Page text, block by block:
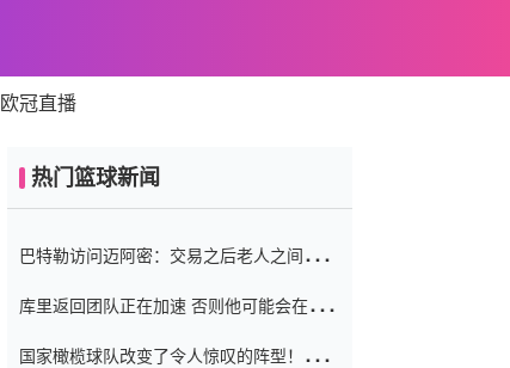
欧冠直播
热门篮球新闻
巴特勒访问迈阿密：交易之后老人之间的第
库里返回团队正在加速 否则他可能会在下
起了人们的关注
国家橄榄球队改变了令人惊叹的阵型！伊万